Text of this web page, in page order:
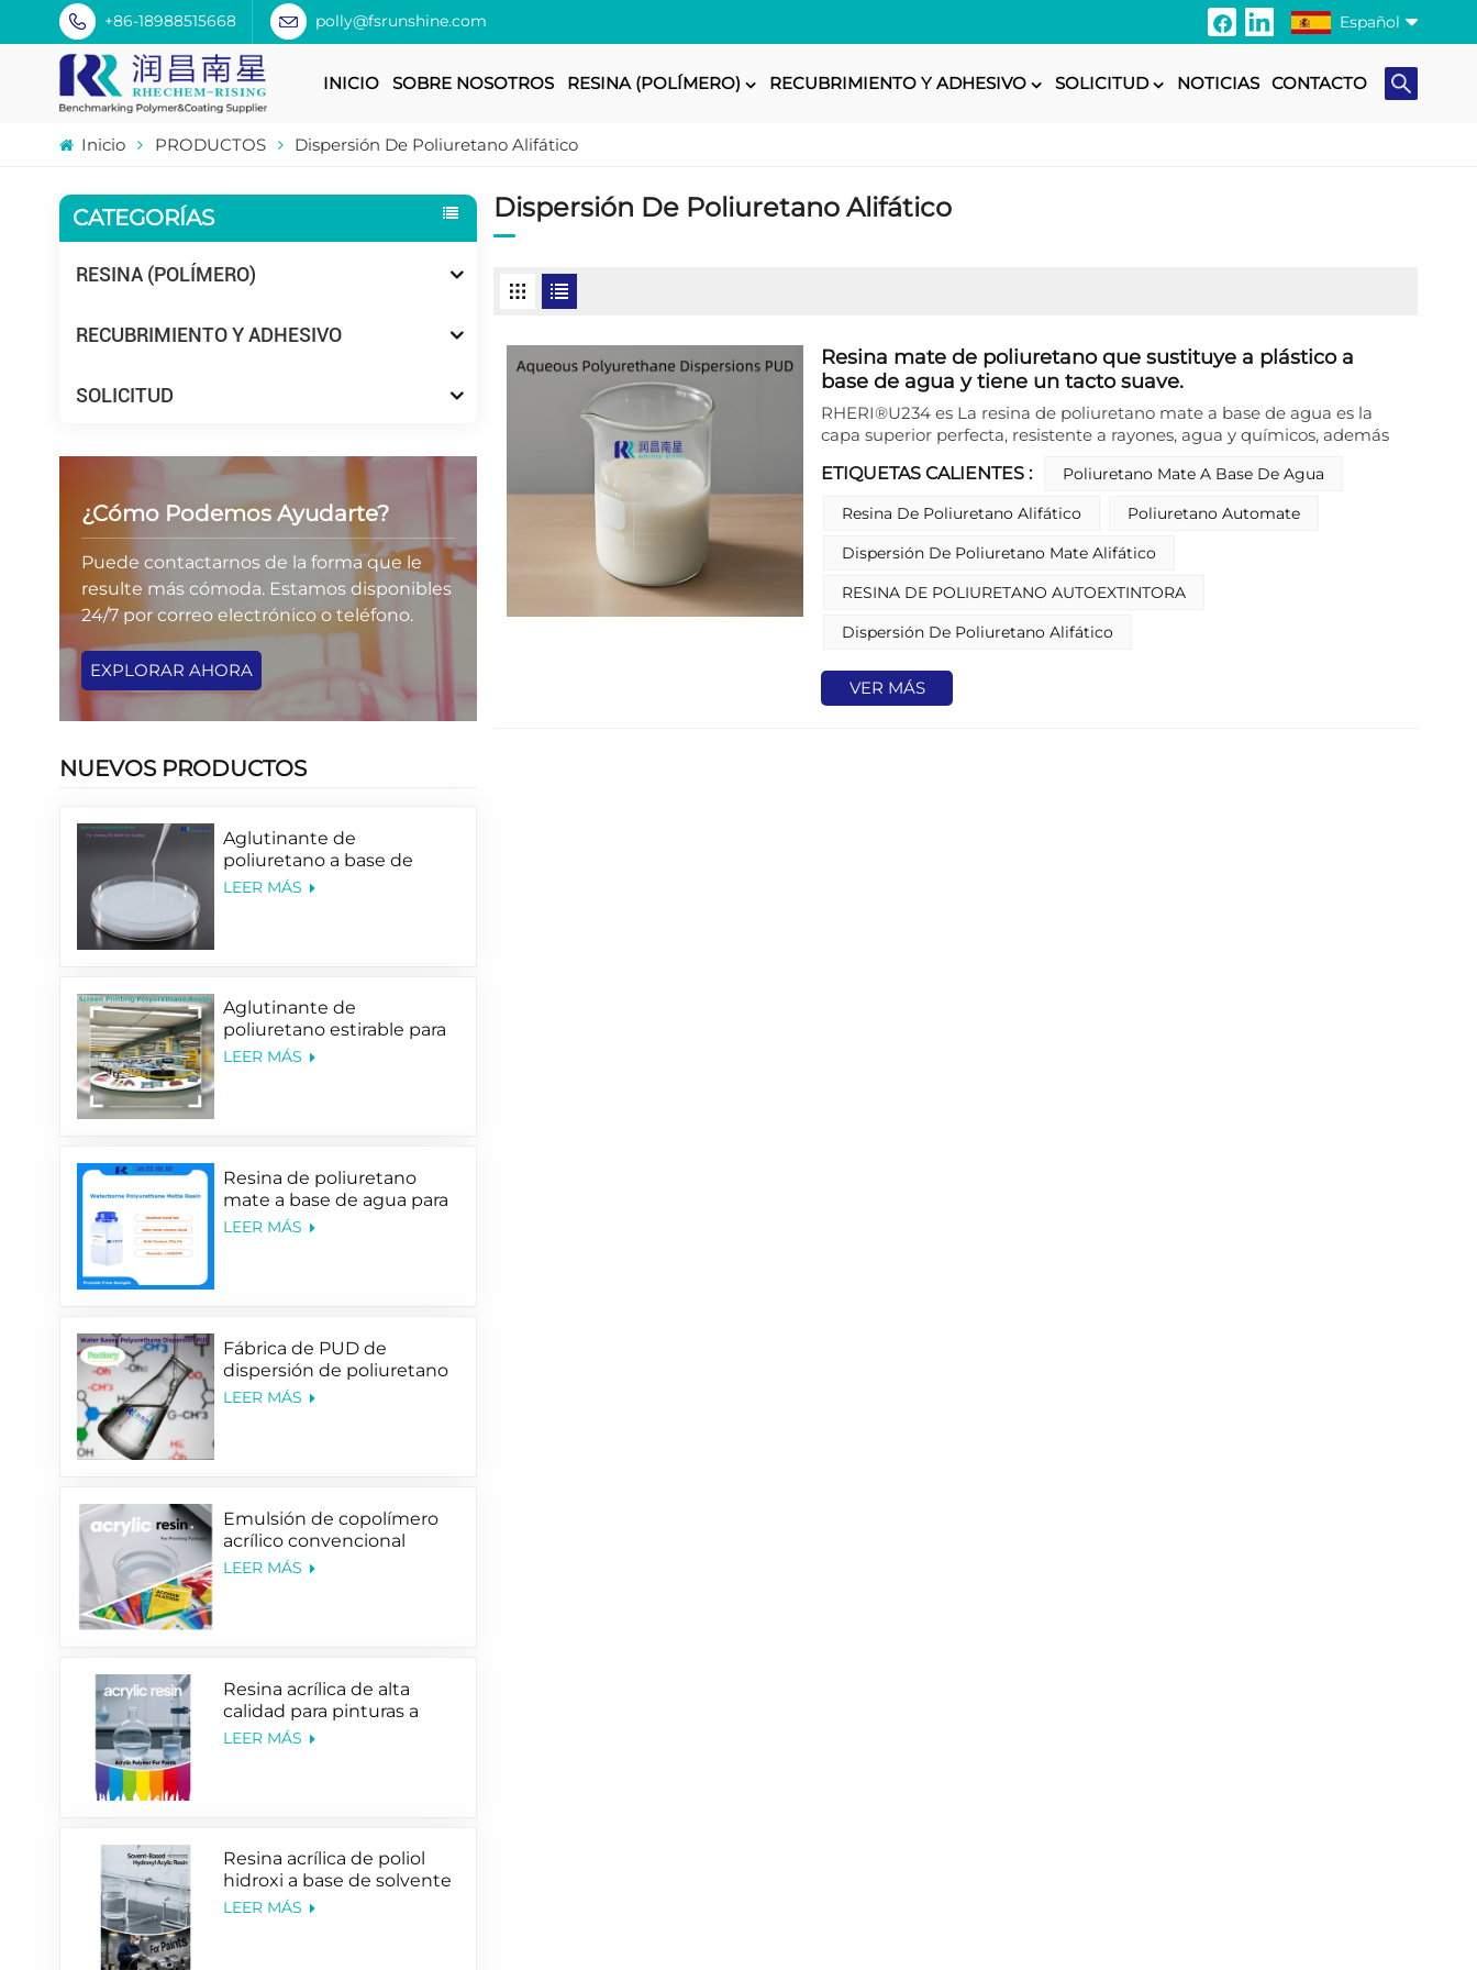
+86-18988515668 polly@fsrunshine.com Español
Português
INICIO SOBRE NOSOTROS RESINA (POLÍMERO) RECUBRIMIENTO Y ADHESIVO SOLICITUD NOTICIAS CONTACTO
Inicio PRODUCTOS Dispersión De Poliuretano Alifático
CATEGORÍAS
RESINA (POLÍMERO)
RECUBRIMIENTO Y ADHESIVO
SOLICITUD
¿Cómo Podemos Ayudarte?
Puede contactarnos de la forma que le
resulte más cómoda. Estamos disponibles
24/7 por correo electrónico o teléfono.
EXPLORAR AHORA
NUEVOS PRODUCTOS
Aglutinante de
poliuretano a base de
agua para impresión de
LEER MÁS
Aglutinante de
poliuretano estirable para
tinta de serigrafía textil
LEER MÁS
Resina de poliuretano
mate a base de agua para
un tacto suave
LEER MÁS
Fábrica de PUD de
dispersión de poliuretano
a base de agua
LEER MÁS
Emulsión de copolímero
acrílico convencional
diseñada para
LEER MÁS
Resina acrílica de alta
calidad para pinturas a
base de solventes y
LEER MÁS
Resina acrílica de poliol
hidroxi a base de solvente
para pinturas de dos
LEER MÁS
Dispersión De Poliuretano Alifático
Resina mate de poliuretano que sustituye a plástico a
base de agua y tiene un tacto suave.
RHERI®U234 es La resina de poliuretano mate a base de agua es la
capa superior perfecta, resistente a rayones, agua y químicos, además
ETIQUETAS CALIENTES :
Poliuretano Mate A Base De Agua
Resina De Poliuretano Alifático
Poliuretano Automate
Dispersión De Poliuretano Mate Alifático
RESINA DE POLIURETANO AUTOEXTINTORA
Dispersión De Poliuretano Alifático
VER MÁS